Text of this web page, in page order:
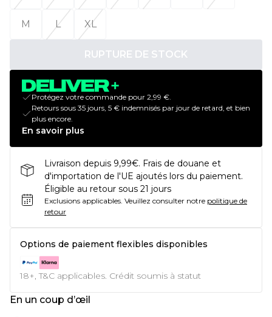
M L XL
RUPTURE DE STOCK
Protégez votre commande pour 2,99 €.
Retours sous 35 jours, 5 € indemnisés par jour de retard, et bien
plus encore.
En savoir plus
Livraison depuis 9,99€. Frais de douane et
d'importation de l'UE ajoutés lors du paiement.
Éligible au retour sous 21 jours
Exclusions applicables. Veuillez consulter notre politique de
retour
Options de paiement flexibles disponibles
18+, T&C applicables. Crédit soumis à statut
En un coup d’œil